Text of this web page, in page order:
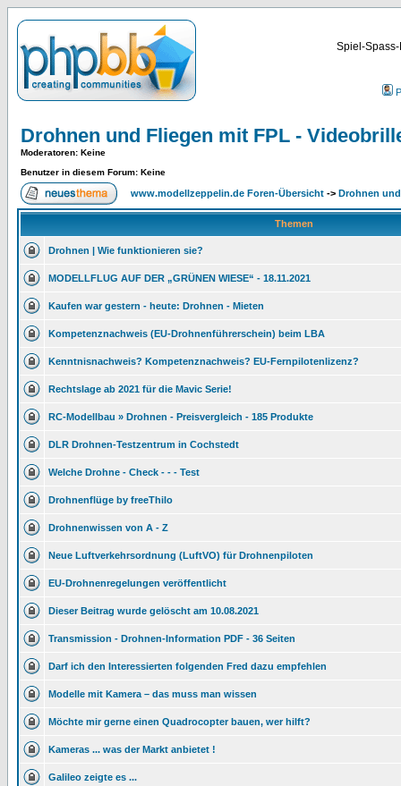
Spiel-
Drohnen und Fliegen mit FPL -
Moderatoren: Keine
Benutzer in diesem Forum: Keine
www.modellzeppelin.de Foren-Übersicht -> Drohnen
Themen
Drohnen | Wie funktionieren sie?
MODELLFLUG AUF DER „GRÜNEN WIESE“ - 18.11.2021
Kaufen war gestern - heute: Drohnen - Mieten
Kompetenznachweis (EU-Drohnenführerschein) beim LBA
Kenntnisnachweis? Kompetenznachweis? EU-Fernpilotenlizenz?
Rechtslage ab 2021 für die Mavic Serie!
RC-Modellbau » Drohnen - Preisvergleich - 185 Produkte
DLR Drohnen-Testzentrum in Cochstedt
Welche Drohne - Check - - - Test
Drohnenflüge by freeThilo
Drohnenwissen von A - Z
Neue Luftverkehrsordnung (LuftVO) für Drohnenpiloten
EU-Drohnenregelungen veröffentlicht
Dieser Beitrag wurde gelöscht am 10.08.2021
Transmission - Drohnen-Information PDF - 36 Seiten
Darf ich den Interessierten folgenden Fred dazu empfehlen
Modelle mit Kamera – das muss man wissen
Möchte mir gerne einen Quadrocopter bauen, wer hilft?
Kameras ... was der Markt anbietet !
Galileo zeigte es ...